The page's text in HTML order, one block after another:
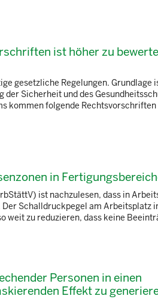
ist höher zu
gesetzliche Regelungen. Grundlage
Sicherheit und des
kommen folgende
in
ist nachzulesen, dass in
Schalldruckpegel am Arbeitsplatz
zu reduzieren, dass keine
Personen in einen
Effekt zu